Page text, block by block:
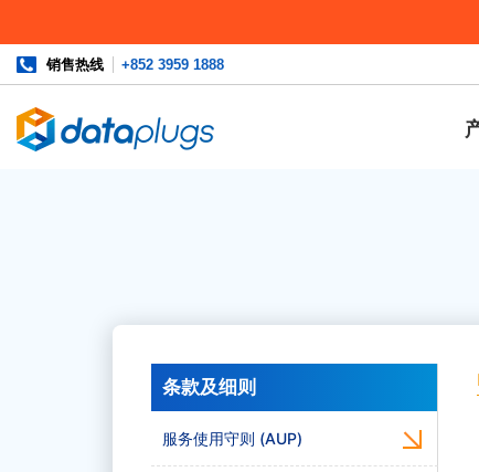
销售热线 +852 3959 1888
条款及细则
服务使用守则 (AUP)